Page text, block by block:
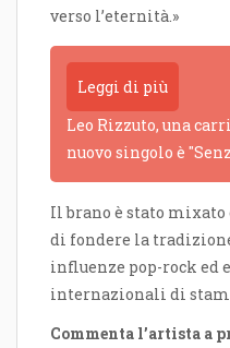
verso l’eternità.»
Leggi di più
Leo Rizzuto, una
nuovo singolo è
Il brano è stato mixato
di fondere la
influenze pop-rock ed
internazionali di
Commenta l’artista a